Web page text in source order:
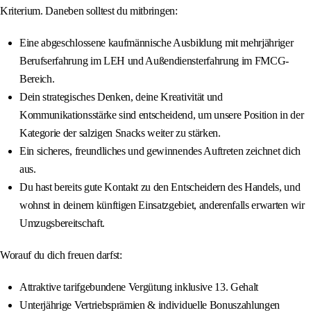
Kriterium. Daneben solltest du mitbringen:
Eine abgeschlossene kaufmännische Ausbildung mit mehrjähriger
Berufserfahrung im LEH und Außendiensterfahrung im FMCG-
Bereich.
Dein strategisches Denken, deine Kreativität und
Kommunikationsstärke sind entscheidend, um unsere Position in der
Kategorie der salzigen Snacks weiter zu stärken.
Ein sicheres, freundliches und gewinnendes Auftreten zeichnet dich
aus.
Du hast bereits gute Kontakt zu den Entscheidern des Handels, und
wohnst in deinem künftigen Einsatzgebiet, anderenfalls erwarten wir
Umzugsbereitschaft.
Worauf du dich freuen darfst:
Attraktive tarifgebundene Vergütung inklusive 13. Gehalt
Unterjährige Vertriebsprämien & individuelle Bonuszahlungen